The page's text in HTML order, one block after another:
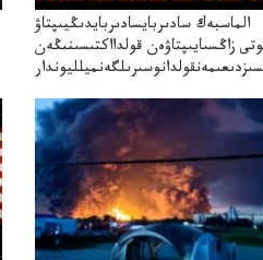
الماسبەك سادىربايسادىربايدىڭيىپتاۋ
زاڭسىايىپتاۋەن قولدااكتىسىنىڭەن